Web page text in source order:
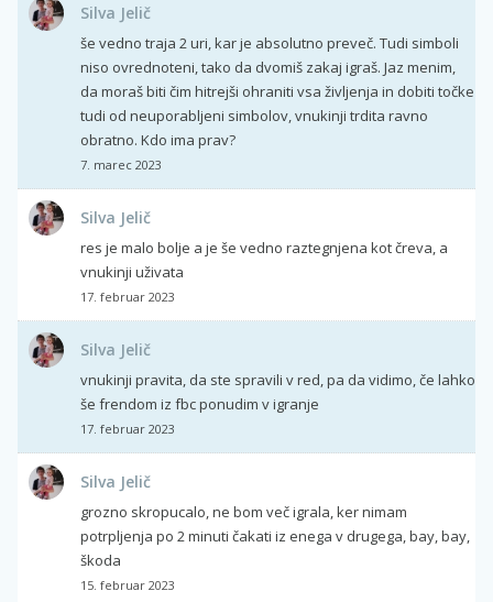
Silva Jelič
še vedno traja 2 uri, kar je absolutno preveč. Tudi simboli
niso ovrednoteni, tako da dvomiš zakaj igraš. Jaz menim,
da moraš biti čim hitrejši ohraniti vsa življenja in dobiti točke
tudi od neuporabljeni simbolov, vnukinji trdita ravno
obratno. Kdo ima prav?
7. marec 2023
Silva Jelič
res je malo bolje a je še vedno raztegnjena kot čreva, a
vnukinji uživata
17. februar 2023
Silva Jelič
vnukinji pravita, da ste spravili v red, pa da vidimo, če lahko
še frendom iz fbc ponudim v igranje
17. februar 2023
Silva Jelič
grozno skropucalo, ne bom več igrala, ker nimam
potrpljenja po 2 minuti čakati iz enega v drugega, bay, bay,
škoda
15. februar 2023